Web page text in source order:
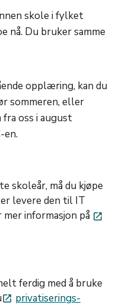
skole i fylket
nå. Du bruker samme
opplæring, kan du
sommeren, eller
oss i august
en.
skoleår, må du kjøpe
levere den til IT
informasjon på launch
ferdig med å bruke
launch privatiserings-